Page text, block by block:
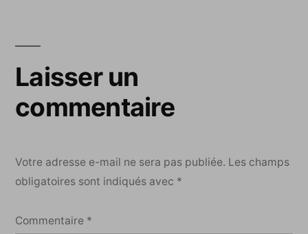
Laisser un
commentaire
Votre adresse e-mail ne sera pas publiée. Les champs
obligatoires sont indiqués avec *
Commentaire *